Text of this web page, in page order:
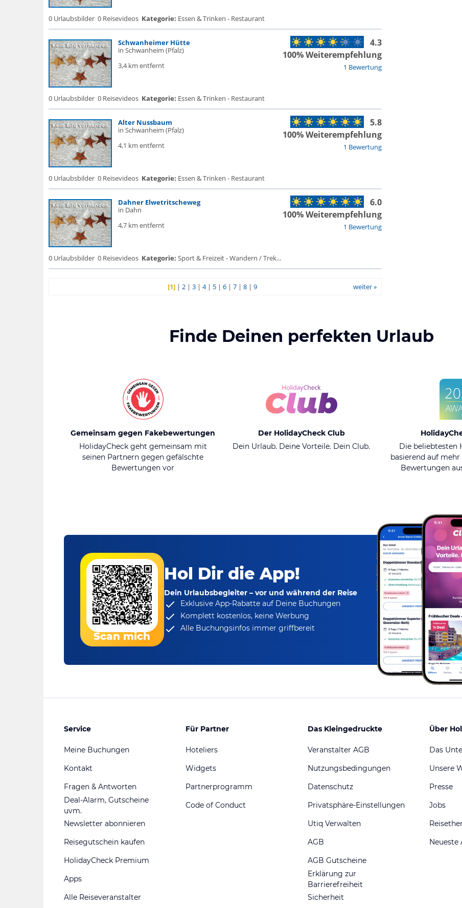
0 Urlaubsbilder 0 Reisevideos Kategorie: Essen & Trinken - Restaurant
Schwanheimer Hütte
in Schwanheim (Pfalz)
3,4 km entfernt
1 Bewertung
4.3
100% Weiterempfehlung
0 Urlaubsbilder 0 Reisevideos Kategorie: Essen & Trinken - Restaurant
Alter Nussbaum
in Schwanheim (Pfalz)
4,1 km entfernt
1 Bewertung
5.8
100% Weiterempfehlung
0 Urlaubsbilder 0 Reisevideos Kategorie: Essen & Trinken - Restaurant
Dahner Elwetritscheweg
in Dahn
4,7 km entfernt
1 Bewertung
6.0
100% Weiterempfehlung
0 Urlaubsbilder 0 Reisevideos Kategorie: Sport & Freizeit - Wandern / Trek...
[1]| 2| 3| 4| 5| 6| 7| 8| 9 weiter »
Finde Deinen perfekten Urlaub
Gemeinsam gegen Fakebewertungen
HolidayCheck geht gemeinsam mit
seinen Partnern gegen gefälschte
Bewertungen vor
Der HolidayCheck Club
Dein Urlaub. Deine Vorteile. Dein Club.
Die beliebtesten
basierend auf
Bewertungen
Scan mich
Hol Dir die App!
Dein Urlaubsbegleiter – vor und während der Reise
Exklusive App-Rabatteauf Deine Buchungen
Komplett kostenlos, keine Werbung
Alle Buchungsinfos immer griffbereit
Service
Meine Buchungen
Kontakt
Fragen & Antworten
Deal-Alarm, Gutscheine
uvm.
Newsletter abonnieren
Reisegutschein kaufen
HolidayCheck Premium
Apps
Alle Reiseveranstalter
Für Partner
Hoteliers
Widgets
Partnerprogramm
Code of Conduct
Das Kleingedruckte
Veranstalter AGB
Nutzungsbedingungen
Datenschutz
Privatsphäre-Einstellungen
Utiq Verwalten
AGB
AGB Gutscheine
Erklärung zur
Barrierefreiheit
Sicherheit
Über
Das
Unsere
Presse
Jobs
Neueste